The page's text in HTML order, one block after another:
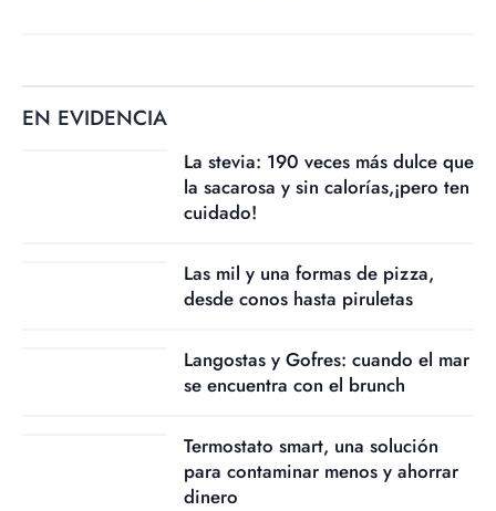
EN EVIDENCIA
La stevia: 190 veces más dulce que
la sacarosa y sin calorías,¡pero ten
cuidado!
Las mil y una formas de pizza,
desde conos hasta piruletas
Langostas y Gofres: cuando el mar
se encuentra con el brunch
Termostato smart, una solución
para contaminar menos y ahorrar
dinero